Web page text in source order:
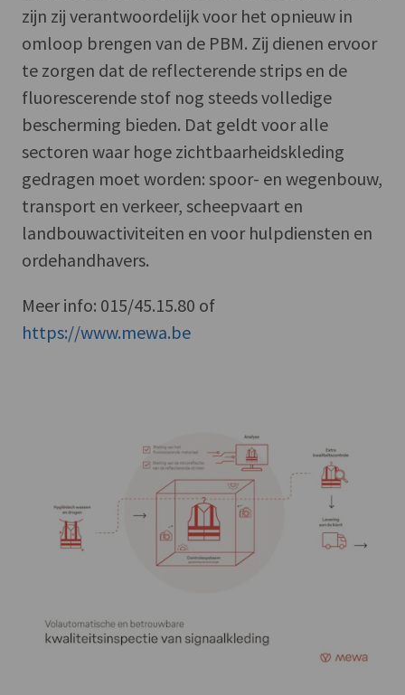
zijn zij verantwoordelijk voor het opnieuw in
omloop brengen van de PBM. Zij dienen ervoor
te zorgen dat de reflecterende strips en de
fluorescerende stof nog steeds volledige
bescherming bieden. Dat geldt voor alle
sectoren waar hoge zichtbaarheidskleding
gedragen moet worden: spoor- en wegenbouw,
transport en verkeer, scheepvaart en
landbouwactiviteiten en voor hulpdiensten en
ordehandhavers.
Meer info: 015/45.15.80 of
https://www.mewa.be